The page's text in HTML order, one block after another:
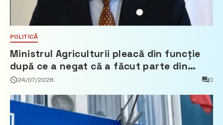
POLITICĂ
Ministrul Agriculturii pleacă din funcție
după ce a negat că a făcut parte din
Partidul Democrat
24/07/2026 0